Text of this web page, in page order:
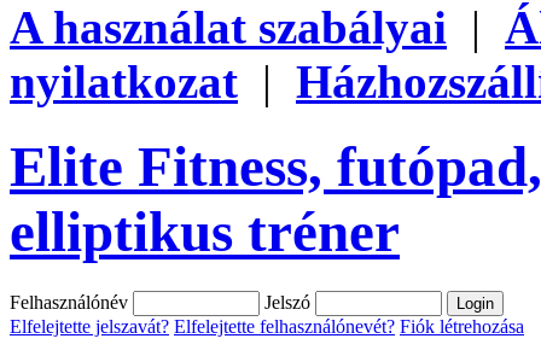
A használat szabályai |
nyilatkozat |
Elite Fitness,
elliptikus tréner
Felhasználónév
Jelszó
Elfelejtette jelszavát? Elfelejtette felhasználónevét? Fiók létrehozása